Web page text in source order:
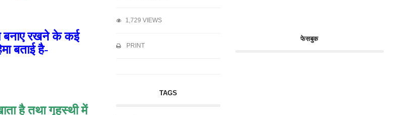
1,729 VIEWS
PRINT
TAGS
बनाए रखने के कई
बताई है-
है तथा गृहस्थी में
फेसबुक